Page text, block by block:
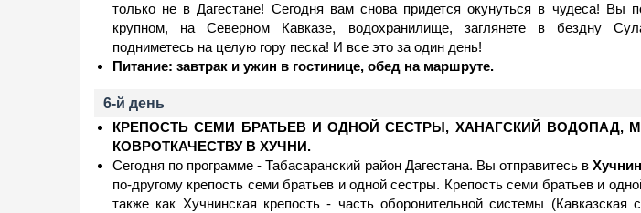
только не в Дагестане! Сегодня вам снова придется окунуться в чудеса! Вы
крупном, на Северном Кавказе, водохранилище, заглянете в бездну
подниметесь на целую гору песка! И все это за один день!
Питание: завтрак и ужин в гостинице, обед на маршруте.
6-й день
КРЕПОСТЬ СЕМИ БРАТЬЕВ И ОДНОЙ СЕСТРЫ, ХАНАГСКИЙ ВОДОПАД,
КОВРОТКАЧЕСТВУ В ХУЧНИ.
Сегодня по программе - Табасаранский район Дагестана. Вы отправитесь в
по-другому крепость семи братьев и одной сестры. Крепость семи братьев и
также как Хучнинская крепость - часть оборонительной системы (Кавказская